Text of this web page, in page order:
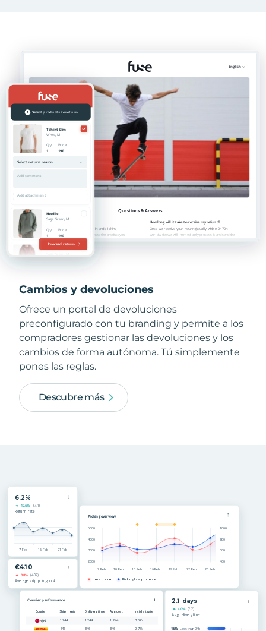
Cambios y devoluciones
Ofrece un portal de devoluciones
preconfigurado con tu branding y permite a los
compradores gestionar las devoluciones y los
cambios de forma autónoma. Tú simplemente
pones las reglas.
Descubre más